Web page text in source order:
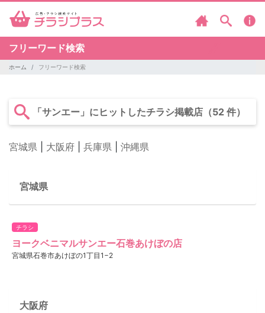
フリーワード検索
ホーム フリーワード検索
「サンエー」にヒットしたチラシ掲載店（52 件）
宮城県 大阪府 兵庫県 沖縄県
宮城県
チラシ
ヨークベニマルサンエー石巻あけぼの店
宮城県石巻市あけぼの1丁目1−2
大阪府